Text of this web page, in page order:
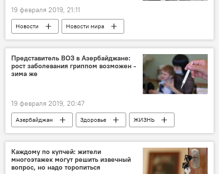
19 февраля 2019, 21:11
Новости Новости мира
Представитель ВОЗ в Азербайджане:
рост заболевания гриппом возможен -
зима же
19 февраля 2019, 20:47
Азербайджан Здоровье
ЖИЗНЬ
Новости
Каждому по купчей: жители
многоэтажек могут решить извечный
вопрос, но надо торопиться